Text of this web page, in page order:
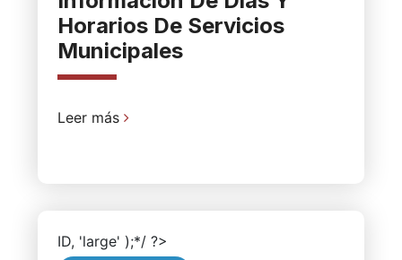
Horarios De Servicios
Municipales
Leer más
ID, 'large' );*/ ?>